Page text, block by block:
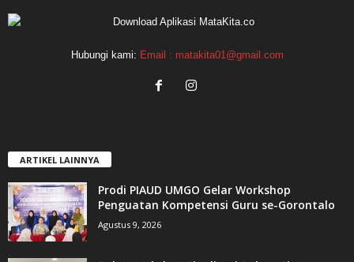
Hubungi kami: Email : matakita01@gmail.com
ARTIKEL LAINNYA
Prodi PIAUD UMGO Gelar Workshop
Penguatan Kompetensi Guru se-Gorontalo
Agustus 9, 2026